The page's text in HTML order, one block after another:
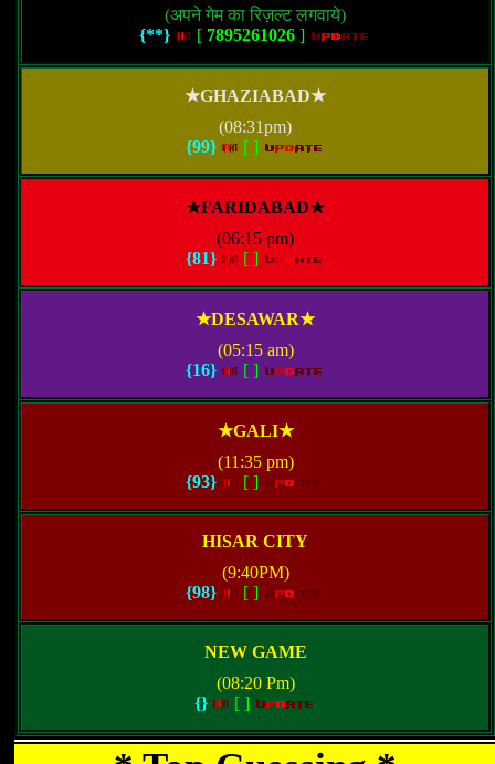
(अपने गेम का रिज़ल्ट लगवाये)
{**}
[ 7895261026]
★GHAZIABAD★
(08:31pm)
{99}
[ ]
★FARIDABAD★
(06:15 pm)
{81}
[ ]
★DESAWAR★
(05:15 am)
{16}
[ ]
★GALI★
(11:35 pm)
{93}
[ ]
HISAR CITY
(9:40PM)
{98}
[ ]
NEW GAME
(08:20 Pm)
{}
[ ]